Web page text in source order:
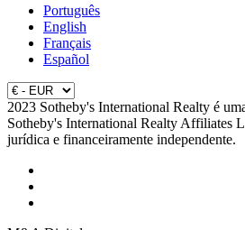
Português
English
Français
Español
2023 Sotheby's International Realty é
Sotheby's International Realty Affiliates
jurídica e financeiramente independente.